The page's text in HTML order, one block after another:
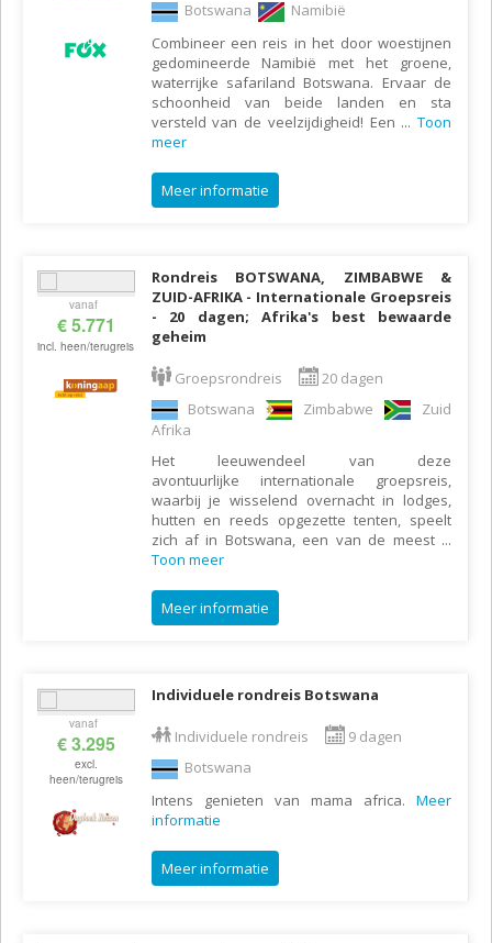
Botswana
Namibië
Combineer een reis in het door woestijnen
gedomineerde Namibië met het groene,
waterrijke safariland Botswana. Ervaar de
schoonheid van beide landen en sta
versteld van de veelzijdigheid! Een ... Toon
meer
Meer informatie
vanaf
€ 5.771
incl. heen/terugreis
Rondreis BOTSWANA, ZIMBABWE &
ZUID-AFRIKA - Internationale Groepsreis
- 20 dagen; Afrika's best bewaarde
geheim
Groepsrondreis
20 dagen
Botswana
Zimbabwe
Zuid
Afrika
Het leeuwendeel van deze
avontuurlijke internationale groepsreis,
waarbij je wisselend overnacht in lodges,
hutten en reeds opgezette tenten, speelt
zich af in Botswana, een van de meest ...
Toon meer
Meer informatie
vanaf
€ 3.295
excl.
heen/terugreis
Individuele rondreis Botswana
Individuele rondreis
9 dagen
Botswana
Intens genieten van mama africa. Meer
informatie
Meer informatie